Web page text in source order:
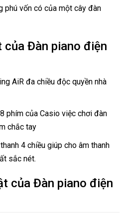
phú vốn có của một cây đàn
Đàn piano điện
AiR đa chiều độc quyền nhà
phím của Casio việc chơi đàn
chắc tay
4 chiều giúp cho âm thanh
sắc nét.
của Đàn piano điện